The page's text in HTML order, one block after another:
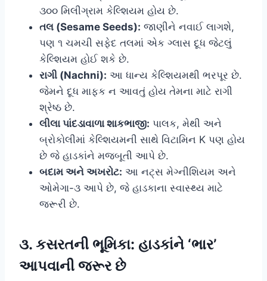
૩૦૦ મિલીગ્રામ કેલ્શિયમ હોય છે.
તલ (Sesame Seeds): જાણીને નવાઈ લાગશે,
પણ ૧ ચમચી સફેદ તલમાં એક ગ્લાસ દૂધ જેટલું
કેલ્શિયમ હોઈ શકે છે.
રાગી (Nachni): આ ધાન્ય કેલ્શિયમથી ભરપૂર છે.
જેમને દૂધ માફક ન આવતું હોય તેમના માટે રાગી
શ્રેષ્ઠ છે.
લીલા પાંદડાવાળા શાકભાજી: પાલક, મેથી અને
બ્રોકોલીમાં કેલ્શિયમની સાથે વિટામિન K પણ હોય
છે જે હાડકાંને મજબૂતી આપે છે.
બદામ અને અખરોટ: આ નટ્સ મેગ્નીશિયમ અને
ઓમેગા-૩ આપે છે, જે હાડકાના સ્વાસ્થ્ય માટે
જરૂરી છે.
૩. કસરતની ભૂમિકા: હાડકાંને ‘ભાર’
આપવાની જરૂર છે